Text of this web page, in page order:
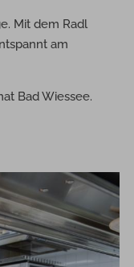
Mit dem Radl
am
Bad Wiessee.